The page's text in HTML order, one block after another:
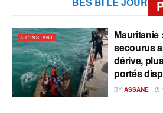
A L'INSTANT
Mauritanie
secourus
dérive,
portés
BY ASSANE